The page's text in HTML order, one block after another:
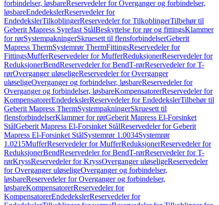
forbindelser, løsbareReservedeler for Overganger og forbindelser,
løsbareEndedekslerReservedeler for
EndedekslerTilkoblingerReservedeler for TilkoblingerTilbehør til
Geberit Mapress Syrefast StålBeskyttelse for rør og fittingsKlammer
for rørSystempakningerSkruesett til flensforbindelserGeberit
Mapress ThermSystemrør ThermFittingsReservedeler for
FittingsMufferReservedeler for MufferReduksjonerReservedeler for
ReduksjonerBendReservedeler for BendT-rørReservedeler for T-
rørOverganger uløseligeReservedeler for Overganger
uløseligeOverganger og forbindelser, løsbareReservedeler for
Overganger og forbindelser, løsbareKompensatorerReservedeler for
KompensatorerEndedekslerReservedeler for EndedekslerTilbehør til
Geberit Mapress ThermSystempakningerSkruesett til
flensforbindelserKlammer for rørGeberit Mapress El-Forsinket
StålGeberit Mapress El-Forsinket StålReservedeler for Geberit
Mapress El-Forsinket StålSystemrør 1.0034Systemrør
1.0215MufferReservedeler for MufferReduksjonerReservedeler for
ReduksjonerBendReservedeler for BendT-rørReservedeler for T-
rørKryssReservedeler for KryssOverganger uløseligeReservedeler
for Overganger uløseligeOverganger og forbindelser,
løsbareReservedeler for Overganger og forbindelser,
løsbareKompensatorerReservedeler for
KompensatorerEndedekslerReservedeler for